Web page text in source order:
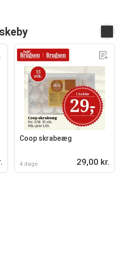
Coop skrabeæg
4 dage 29,00 kr.